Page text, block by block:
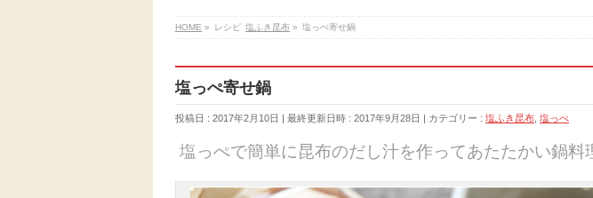
HOME » レシピ 塩ふき昆布 » 塩っぺ寄せ鍋
塩っぺ寄せ鍋
投稿日 : 2017年2月10日 最終更新日時 : 2017年9月28日 カテゴリー : 塩ふき昆布 塩っぺ
塩っぺで簡単に昆布のだし汁を作ってあたたかい鍋料